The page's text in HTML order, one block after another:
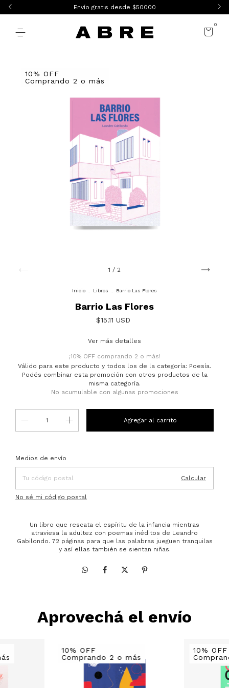
Envío gratis desde $50000
0
10% OFF
Comprando 2 o más
1 / 2
Inicio Libros Barrio Las Flores
Barrio Las Flores
$15.11 USD
Ver más detalles
¡10% OFF comprando 2 o más!
Válido para este producto y todos los de la categoría: Poesía.
Podés combinar esta promoción con otros productos de la
misma categoría.
No acumulable con algunas promociones
Entregas para el CP:
Medios de envío
Calcular
No sé mi código postal
Un libro que rescata el espíritu de la infancia mientras
atraviesa la adultez con poemas inéditos de Leandro
Gabilondo. 72 páginas para que las palabras jueguen tranquilas
y así ellas también se sientan niñas.
Aprovechá el envío
10% OFF
Comprando 2 o más
10% OFF